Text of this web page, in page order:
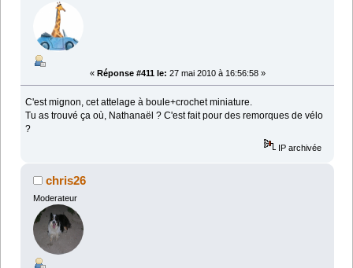
« Réponse #411 le: 27 mai 2010 à 16:56:58 »
C'est mignon, cet attelage à boule+crochet miniature.
Tu as trouvé ça où, Nathanaël ? C'est fait pour des remorques de vélo
?
IP archivée
chris26
Moderateur